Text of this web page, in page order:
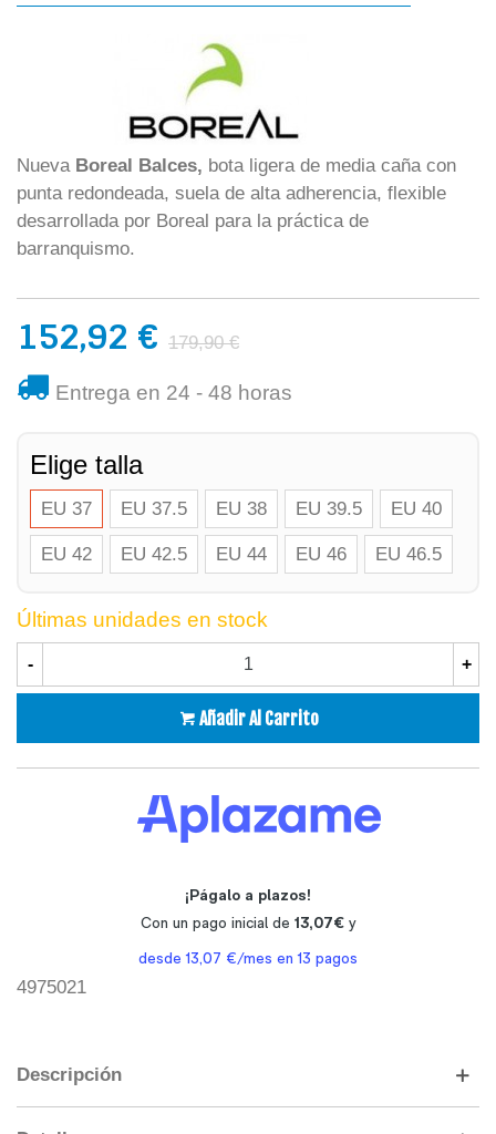
Nueva Boreal Balces, bota ligera de media caña con
punta redondeada, suela de alta adherencia, flexible
desarrollada por Boreal para la práctica de
barranquismo.
152,92 € 179,90 €
Entrega en 24 - 48 horas
Elige talla
EU 37 EU 37.5 EU 38 EU 39.5 EU 40
EU 42 EU 42.5 EU 44 EU 46 EU 46.5
Últimas unidades en stock
- +
Añadir Al Carrito
4975021
Descripción